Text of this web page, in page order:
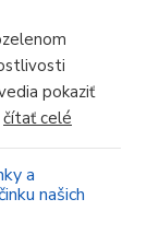
pokaziť
čítať celé